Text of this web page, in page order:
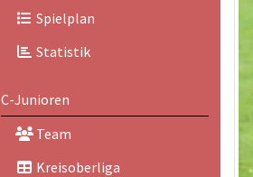
Spielplan
Statistik
C-Junioren
Team
Kreisoberliga